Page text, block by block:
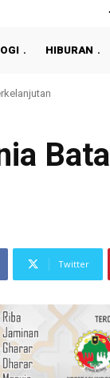
HIBURAN
Batal
Twitter